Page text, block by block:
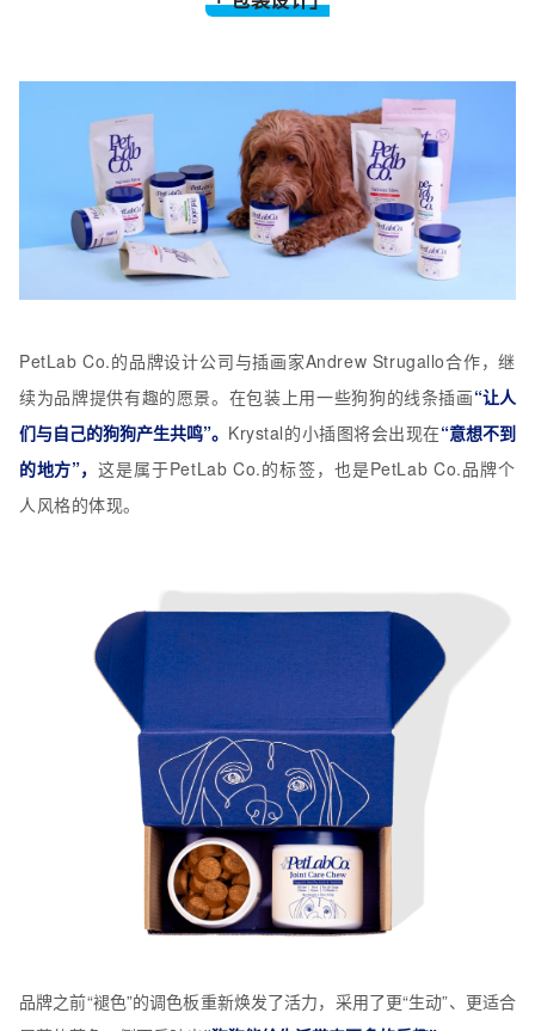
PetLab Co.的品牌设计公司与插画家Andrew Strugallo合作，继
续为品牌提供有趣的愿景。在包装上用一些狗狗的线条插画“让人
们与自己的狗狗产生共鸣”。 Krystal的小插图将会出现在“意想不到
的地方”， 这是属于PetLab Co.的标签，也是PetLab Co.品牌个
人风格的体现。
品牌之前“褪色”的调色板重新焕发了活力，采用了更“生动”、更适合